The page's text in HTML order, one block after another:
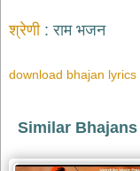
राम
bhajans
भजन
bhajans
श्रेणी राम भजन
download bhajan lyrics
Similar Bhajans